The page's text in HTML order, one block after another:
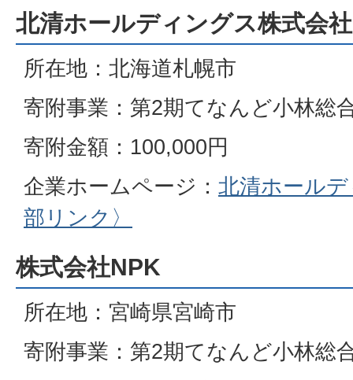
北清ホールディングス株式会社
所在地：北海道札幌市
寄附事業：第2期てなんど小林総
寄附金額：100,000円
企業ホームページ： 北清ホール
部リンク〉
株式会社NPK
所在地：宮崎県宮崎市
寄附事業：第2期てなんど小林総